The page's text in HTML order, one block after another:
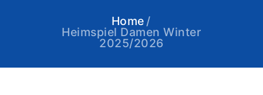
Home
Heimspiel Damen Winter
2025/2026